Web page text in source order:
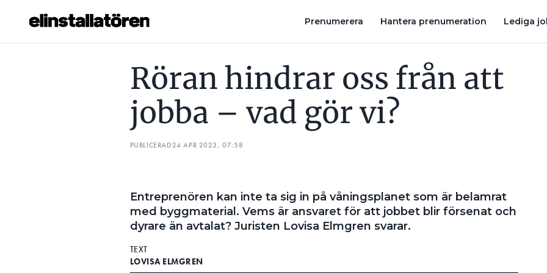
Prenumerera Hantera prenumeration Lediga
Hantera prenumeration
Läs E-tidningen
Röran hindrar oss från att
jobba – vad gör vi?
PUBLICERAD24 APR 2023, 07:58
Entreprenören kan inte ta sig in på våningsplanet som är belamrat
med byggmaterial. Vems är ansvaret för att jobbet blir försenat och
dyrare än avtalat? Juristen Lovisa Elmgren svarar.
TEXT
LOVISA ELMGREN
RÖRAN HINDRAR OSS FRÅN ATT JOBBA – VAD GÖR VI? KAN JAG LÄGGA PÅ 24 PROCENT I DRÖJSMÅLSRÄNTA?